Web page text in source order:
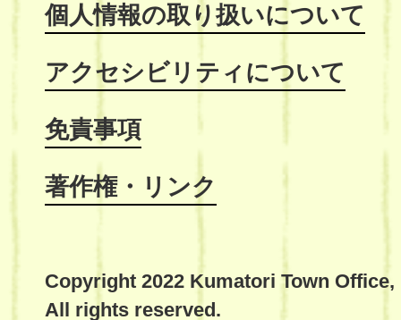
個人情報の取り扱いについて
アクセシビリティについて
免責事項
著作権・リンク
Copyright 2022 Kumatori Town Office,
All rights reserved.